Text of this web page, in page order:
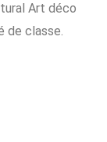
Art déco
de classe.